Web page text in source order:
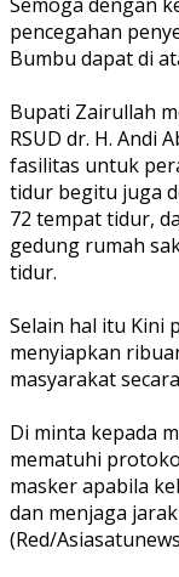
pencegahan
Bumbu dapat di
Bupati Zairullah
RSUD dr. H. Andi
fasilitas untuk
tidur begitu juga
72 tempat tidur,
gedung rumah
tidur.
Selain hal itu Kini
menyiapkan
masyarakat
Di minta kepada
mematuhi
masker apabila
dan menjaga
(Red/